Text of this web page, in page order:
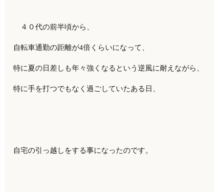
４０代の前半頃から、
自転車通勤の距離が4倍くらいになって、
特に夏の日差しも年々強くなるという逆風に耐えながら、
特に手を打つでもなく過ごしていたある日、
自宅の引っ越しをする事になったのです。